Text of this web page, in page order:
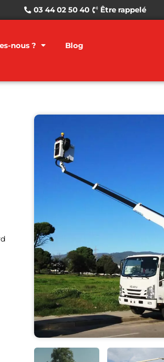
03 44 02 50 40 Être rappelé
nous ? Blog